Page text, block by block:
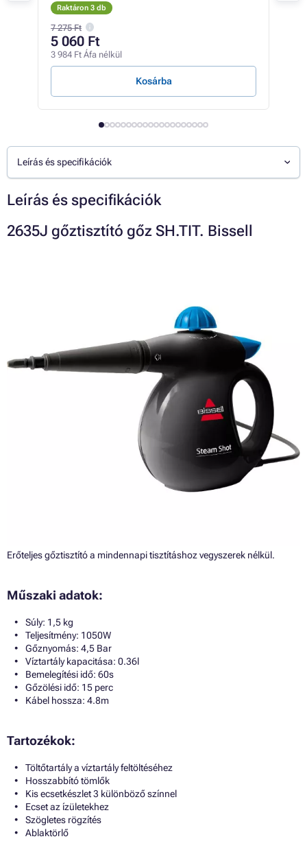
Raktáron 3 db
7 275 Ft
5 060 Ft
3 984 Ft Áfa nélkül
Kosárba
Leírás és specifikációk
Leírás és specifikációk
2635J gőztisztító gőz SH.TIT. Bissell
Erőteljes gőztisztító a mindennapi tisztításhoz vegyszerek nélkül.
Műszaki adatok:
Súly: 1,5 kg
Teljesítmény: 1050W
Gőznyomás: 4,5 Bar
Víztartály kapacitása: 0.36l
Bemelegítési idő: 60s
Gőzölési idő: 15 perc
Kábel hossza: 4.8m
Tartozékok:
Töltőtartály a víztartály feltöltéséhez
Hosszabbító tömlők
Kis ecsetkészlet 3 különböző színnel
Ecset az ízületekhez
Szögletes rögzítés
Ablaktörlő